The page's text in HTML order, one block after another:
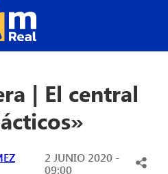
| El central
2 JUNIO 2020 -
09:00